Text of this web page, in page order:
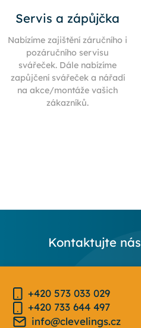
Servis a zápůjčka
Nabízíme zajištění záručního i
pozáručního servisu
svářeček. Dále nabízíme
zapůjčení svářeček a nářadí
na akce/montáže vašich
zákazníků.
Kontaktujte nás
+420 573 033 029
+420 733 644 497
info@clevelings.cz